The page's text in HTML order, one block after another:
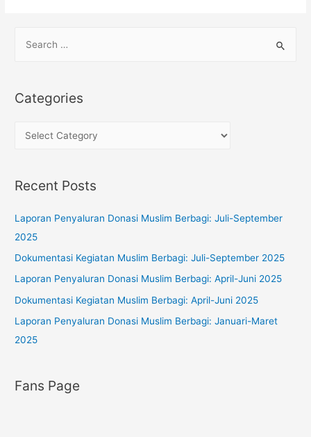
r
r
Categories
e
o
r
i
e
s
Recent Posts
Laporan Penyaluran Donasi Muslim Berbagi: Juli-September
2025
Dokumentasi Kegiatan Muslim Berbagi: Juli-September 2025
Laporan Penyaluran Donasi Muslim Berbagi: April-Juni 2025
Dokumentasi Kegiatan Muslim Berbagi: April-Juni 2025
Laporan Penyaluran Donasi Muslim Berbagi: Januari-Maret
2025
Fans Page